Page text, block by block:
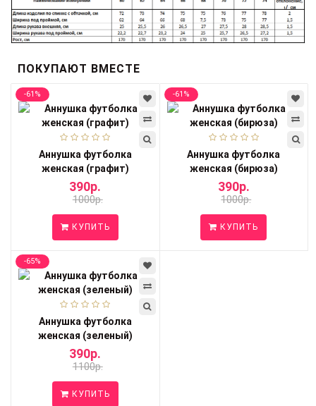
ПОКУПАЮТ ВМЕСТЕ
-61%
Аннушка футболка
женская (графит)
390р.
1000р.
КУПИТЬ
-61%
Аннушка футболка
женская (бирюза)
390р.
1000р.
КУПИТЬ
-65%
Аннушка футболка
женская (зеленый)
390р.
1100р.
КУПИТЬ